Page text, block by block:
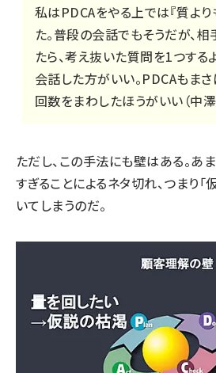
私はPDCAをやる上では『質より
た。普段の会話でもそうだが、
たら、考え抜いた質問を1つする
会話した方がいい。PDCAもまさ
回数をまわしたほうがいい（中澤
ただし、この手法にも壁はある。あ
すぎることによるネタ切れ、つまり
いてしまうのだ。